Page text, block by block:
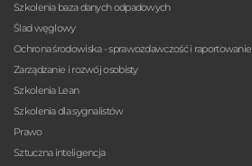
Szkolenia baza danych odpadowych
Ślad węglowy
Ochrona środowiska - sprawozdawczość i raportowanie
Zarządzanie i rozwój osobisty
Szkolenia Lean
Szkolenia dla sygnalistów
Prawo
Sztuczna inteligencja